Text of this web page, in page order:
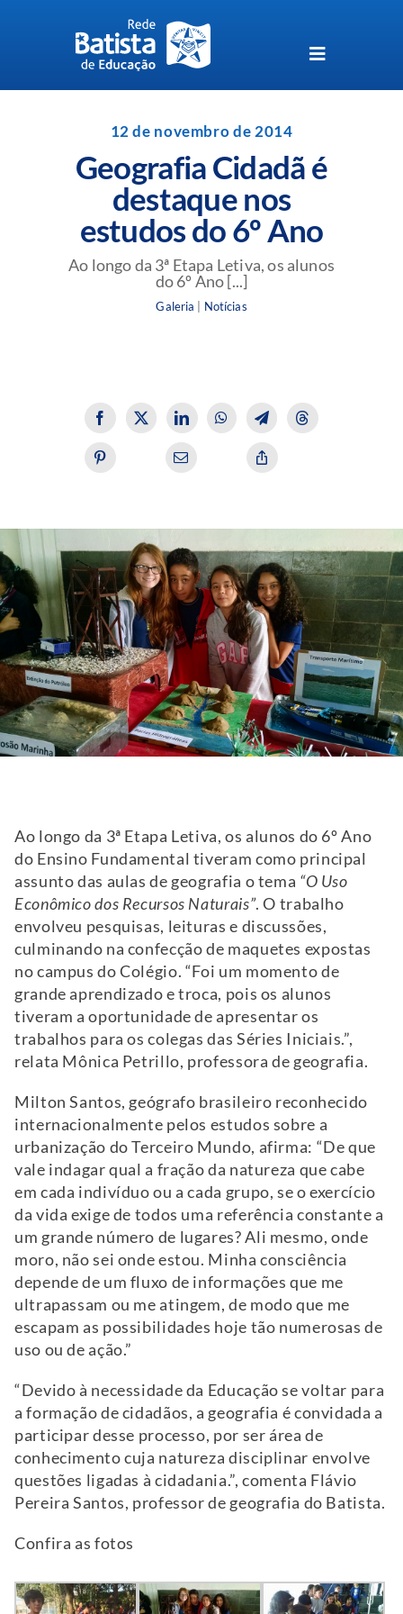
Toggle
Navigation
Perguntas Frequentes
Blog da Rede Batista
12 de novembro de 2014
Geografia Cidadã é
destaque nos
estudos do 6º Ano
Ao longo da 3ª Etapa Letiva, os alunos
do 6º Ano [...]
Galeria Notícias
Ao longo da 3ª Etapa Letiva, os alunos do 6º Ano
do Ensino Fundamental tiveram como principal
assunto das aulas de geografia o tema “O Uso
Econômico dos Recursos Naturais”. O trabalho
envolveu pesquisas, leituras e discussões,
culminando na confecção de maquetes expostas
no campus do Colégio. “Foi um momento de
grande aprendizado e troca, pois os alunos
tiveram a oportunidade de apresentar os
trabalhos para os colegas das Séries Iniciais.”,
relata Mônica Petrillo, professora de geografia.
Milton Santos, geógrafo brasileiro reconhecido
internacionalmente pelos estudos sobre a
urbanização do Terceiro Mundo, afirma: “De que
vale indagar qual a fração da natureza que cabe
em cada indivíduo ou a cada grupo, se o exercício
da vida exige de todos uma referência constante a
um grande número de lugares? Ali mesmo, onde
moro, não sei onde estou. Minha consciência
depende de um fluxo de informações que me
ultrapassam ou me atingem, de modo que me
escapam as possibilidades hoje tão numerosas de
uso ou de ação.”
“Devido à necessidade da Educação se voltar para
a formação de cidadãos, a geografia é convidada a
participar desse processo, por ser área de
conhecimento cuja natureza disciplinar envolve
questões ligadas à cidadania.”, comenta Flávio
Pereira Santos, professor de geografia do Batista.
Confira as fotos